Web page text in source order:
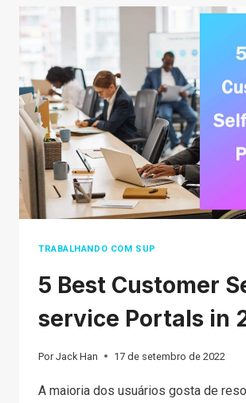
DA
HOTLIST
SUAS
TRABALHANDO COM SUP
5 Best Customer
service Portals in
Por Jack Han 17 de setembro de 2022
A maioria dos usuários gosta de